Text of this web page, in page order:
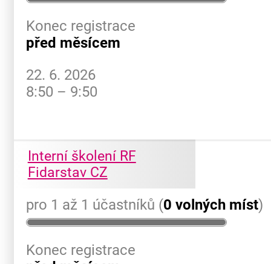
Konec registrace
před měsícem
22. 6. 2026
8:50 – 9:50
Interní školení RF
Fidarstav CZ
pro 1 až 1 účastníků (0 volných míst)
Konec registrace